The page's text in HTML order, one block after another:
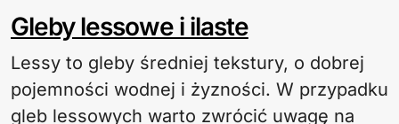
Gleby lessowe i ilaste
Lessy to gleby średniej tekstury, o dobrej
pojemności wodnej i żyzności. W przypadku
gleb lessowych warto zwrócić uwagę na